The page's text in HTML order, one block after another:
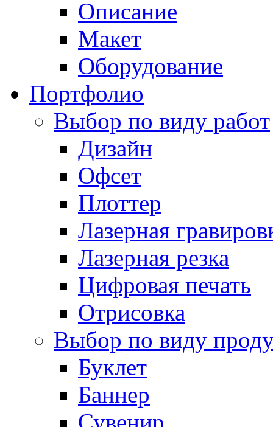
Описание
Макет
Оборудование
Портфолио
Выбор по виду работ
Дизайн
Офсет
Плоттер
Лазерная
Лазерная резка
Цифровая печать
Отрисовка
Выбор по виду
Буклет
Баннер